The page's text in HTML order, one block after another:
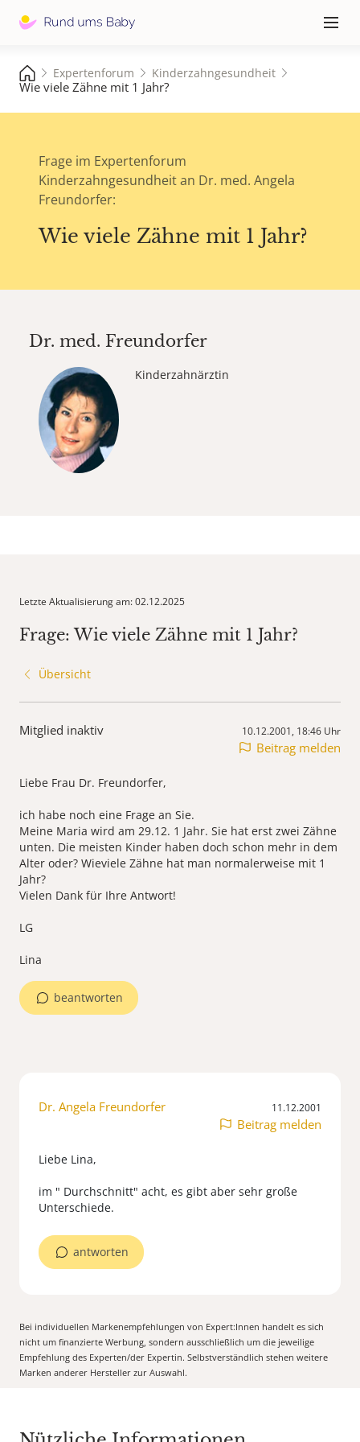
≡
Expertenforum Kinderzahngesundheit
Wie viele Zähne mit 1 Jahr?
Frage im Expertenforum
Kinderzahngesundheit an Dr. med. Angela
Freundorfer:
Wie viele Zähne mit 1 Jahr?
Dr. med. Freundorfer
Kinderzahnärztin
Letzte Aktualisierung am: 02.12.2025
Frage: Wie viele Zähne mit 1 Jahr?
Übersicht
Mitglied inaktiv 10.12.2001, 18:46 Uhr
Beitrag melden
Liebe Frau Dr. Freundorfer,
ich habe noch eine Frage an Sie.
Meine Maria wird am 29.12. 1 Jahr. Sie hat erst zwei Zähne
unten. Die meisten Kinder haben doch schon mehr in dem
Alter oder? Wieviele Zähne hat man normalerweise mit 1
Jahr?
Vielen Dank für Ihre Antwort!
LG
Lina
beantworten
Dr. Angela Freundorfer 11.12.2001
Beitrag melden
Liebe Lina,
im " Durchschnitt" acht, es gibt aber sehr große
Unterschiede.
antworten
Bei individuellen Markenempfehlungen von Expert:Innen handelt es sich
nicht um finanzierte Werbung, sondern ausschließlich um die jeweilige
Empfehlung des Experten/der Expertin. Selbstverständlich stehen weitere
Marken anderer Hersteller zur Auswahl.